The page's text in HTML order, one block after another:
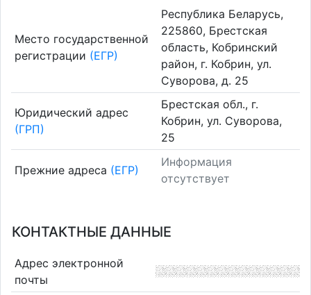
Место государственной
регистрации (ЕГР)
Республика Беларусь,
225860, Брестская
область, Кобринский
район, г. Кобрин, ул.
Суворова, д. 25
Юридический адрес
(ГРП)
Брестская обл., г.
Кобрин, ул. Суворова,
25
Прежние адреса (ЕГР)
Информация
отсутствует
КОНТАКТНЫЕ ДАННЫЕ
Адрес электронной
почты